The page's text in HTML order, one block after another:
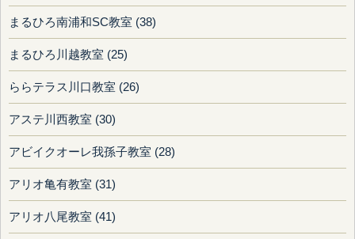
まるひろ南浦和SC教室 (38)
まるひろ川越教室 (25)
ららテラス川口教室 (26)
アステ川西教室 (30)
アビイクオーレ我孫子教室 (28)
アリオ亀有教室 (31)
アリオ八尾教室 (41)